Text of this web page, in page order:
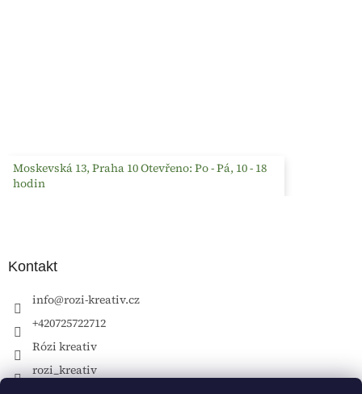
Moskevská 13, Praha 10 Otevřeno: Po - Pá, 10 - 18
hodin
Kontakt
info@rozi-kreativ.cz
+420725722712
Rózi kreativ
rozi_kreativ